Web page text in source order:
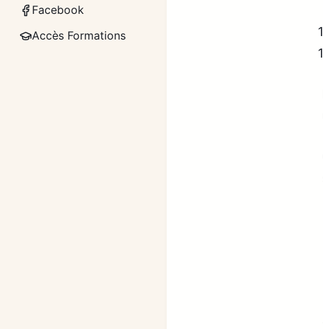
Facebook
Accès Formations